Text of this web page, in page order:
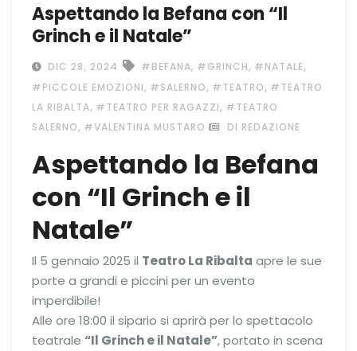
Aspettando la Befana con “Il
Grinch e il Natale”
DIC 28, 2024 #BEFANA, #GRINCH, #NATALE,
#PICCOLE EMOZIONI, #SALERNO, #TEATRO, #TEATRO
LA RIBALTA, #TEATRO PER RAGAZZI, #TEATRO
SALERNO, #VALENTINA MUSTARO DI REDAZIONE
Aspettando la Befana
con “Il Grinch e il
Natale”
Il 5 gennaio 2025 il Teatro La Ribalta apre le sue
porte a grandi e piccini per un evento
imperdibile!
Alle ore 18:00 il sipario si aprirà per lo spettacolo
teatrale “Il Grinch e il Natale”, portato in scena